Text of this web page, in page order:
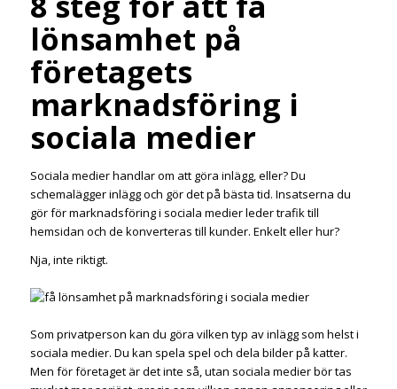
lönsamhet på
företagets
marknadsföring i
sociala medier
Sociala medier handlar om att göra inlägg, eller? Du
schemalägger inlägg och gör det på bästa tid. Insatserna du
gör för marknadsföring i sociala medier leder trafik till
hemsidan och de konverteras till kunder. Enkelt eller hur?
Nja, inte riktigt.
Som privatperson kan du göra vilken typ av inlägg som helst i
sociala medier. Du kan spela spel och dela bilder på katter.
Men för företaget är det inte så, utan sociala medier bör tas